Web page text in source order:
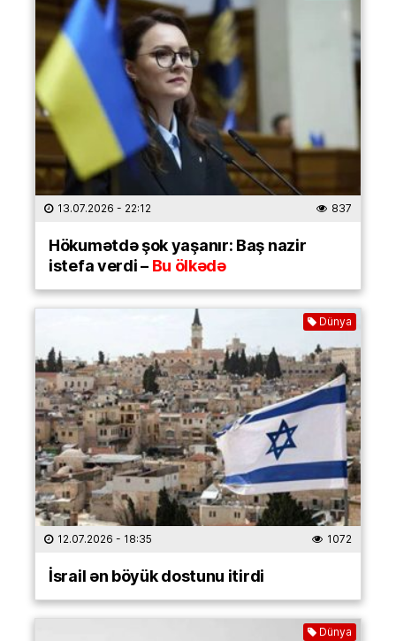
13.07.2026 - 22:12 837
Hökumətdə şok yaşanır: Baş nazir
istefa verdi –Bu ölkədə
Dünya
12.07.2026 - 18:35 1072
İsrail ən böyük dostunu itirdi
Dünya